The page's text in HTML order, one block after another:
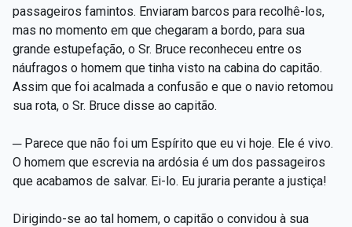
passageiros famintos. Enviaram barcos para recolhê-los,
mas no momento em que chegaram a bordo, para sua
grande estupefação, o Sr. Bruce reconheceu entre os
náufragos o homem que tinha visto na cabina do capitão.
Assim que foi acalmada a confusão e que o navio retomou
sua rota, o Sr. Bruce disse ao capitão.
─ Parece que não foi um Espírito que eu vi hoje. Ele é vivo.
O homem que escrevia na ardósia é um dos passageiros
que acabamos de salvar. Ei-lo. Eu juraria perante a justiça!
Dirigindo-se ao tal homem, o capitão o convidou à sua